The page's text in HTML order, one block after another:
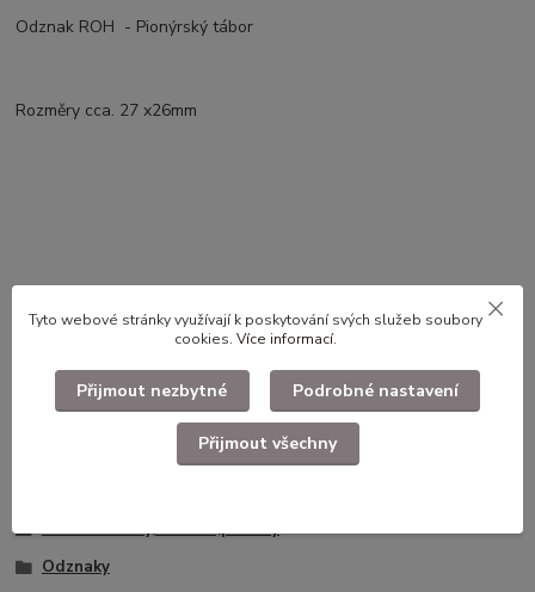
Odznak ROH - Pionýrský tábor
Rozměry cca. 27 x26mm
Zboží zařazeno v kategoriích
Civlní odznaky,medaile,plakety
Odznaky
Tyto webové stránky využívají k poskytování svých služeb soubory
cookies. Více informací.
Přijmout nezbytné Podrobné nastavení
Přijmout všechny